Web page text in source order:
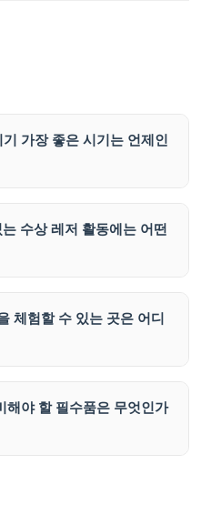
가장 좋은 시기는 언제인
수상 레저 활동에는 어떤
체험할 수 있는 곳은 어디
해야 할 필수품은 무엇인가